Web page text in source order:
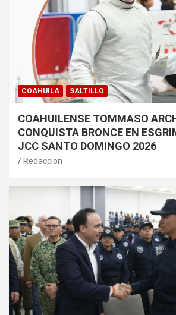
COAHUILA SALTILLO
COAHUILENSE TOMMASO
CONQUISTA BRONCE EN
JCC SANTO DOMINGO 2026
Redaccion